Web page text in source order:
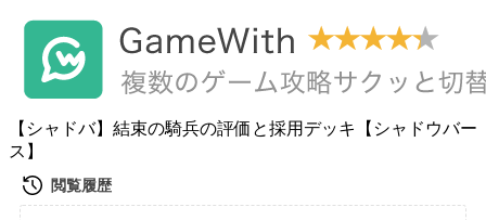
【シャドバ】結束の騎兵の評価と採用デッキ【シャドウバー
ス】